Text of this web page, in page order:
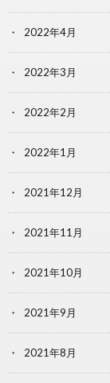
2022年4月
2022年3月
2022年2月
2022年1月
2021年12月
2021年11月
2021年10月
2021年9月
2021年8月